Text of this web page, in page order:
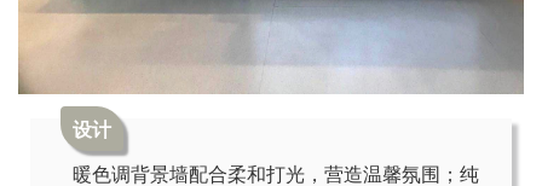
设计
暖色调背景墙配合柔和打光，营造温馨氛围；纯